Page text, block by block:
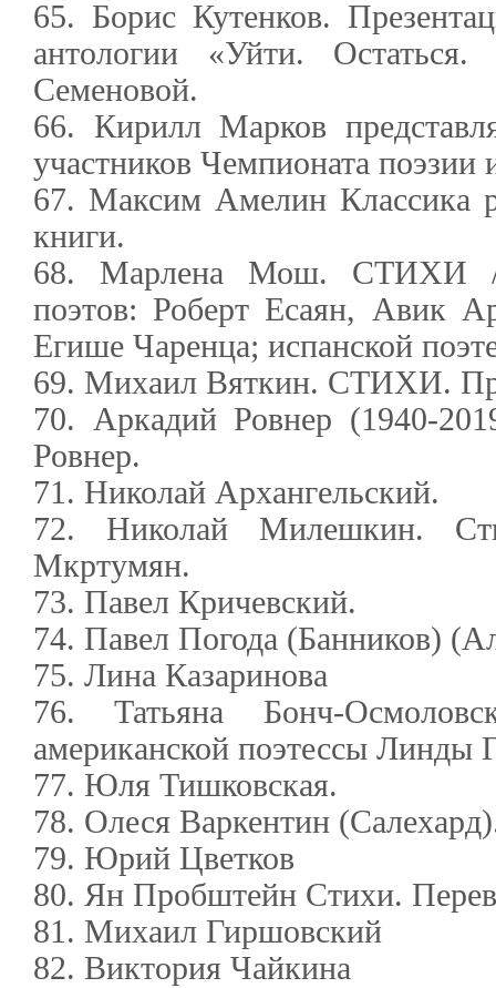
65. Борис Кутенков.
антологии «Уйти.
Семеновой.
66. Кирилл Марков
участников Чемпионата
67. Максим Амелин Классика
книги.
68. Марлена Мош. СТИХИ /
поэтов: Роберт Есаян, Авик
Егише Чаренца; испанской
69. Михаил Вяткин. СТИХИ.
70. Аркадий Ровнер (1940-
Ровнер.
71. Николай Архангельский.
72. Николай Милешкин.
Мкртумян.
73. Павел Кричевский.
74. Павел Погода (Банников)
75. Лина Казаринова
76. Татьяна Бонч-
американской поэтессы Линды
77. Юля Тишковская.
78. Олеся Варкентин
79. Юрий Цветков
80. Ян Пробштейн Стихи.
81. Михаил Гиршовский
82. Виктория Чайкина